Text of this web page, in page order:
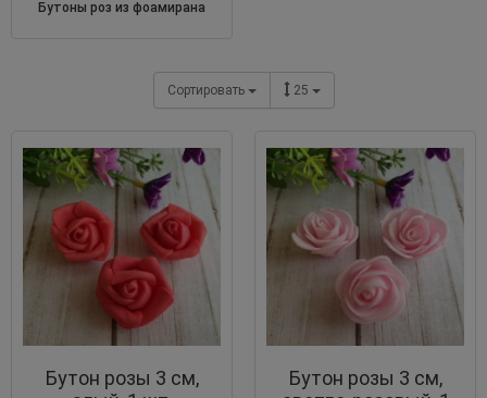
бутоны роз из фоамирана
Сортировать 25
Бутон розы 3 см,
Бутон розы 3 см,